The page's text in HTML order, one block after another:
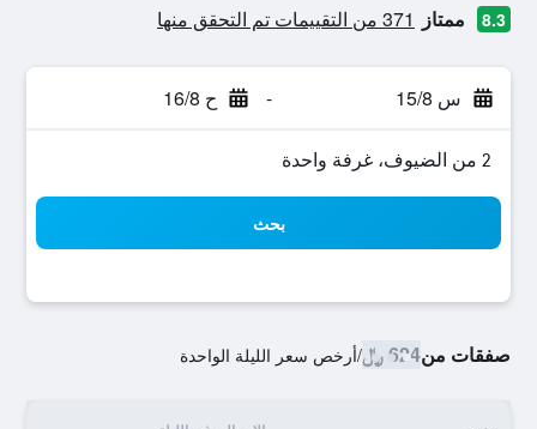
8.3 ممتاز 371 من التقييمات تم التحقق منها
س 15/8 - ح 16/8
2 من الضيوف، غرفة واحدة
بحث
صفقات من624 ﷼ /أرخص سعر الليلة الواحدة